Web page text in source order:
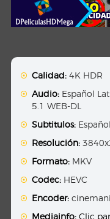
Calidad: 4K HDR
Audio: Español
5.1 WEB-DL
Subtitulos:
Resolución:
Formato: MKV
Codec: HEVC
Encoder:
Mediainfo: Clic